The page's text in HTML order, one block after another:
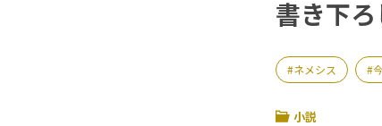
書き下ろ
ネメシス
小説